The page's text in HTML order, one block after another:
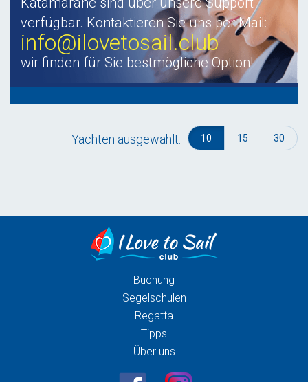
verfügbar. Kontaktieren Sie uns per Mail:
info@ilovetosail.club
wir finden für Sie bestmögliche Option!
Yachten ausgewählt: 10 15 30
Buchung
Segelschulen
Regatta
Tipps
Über uns